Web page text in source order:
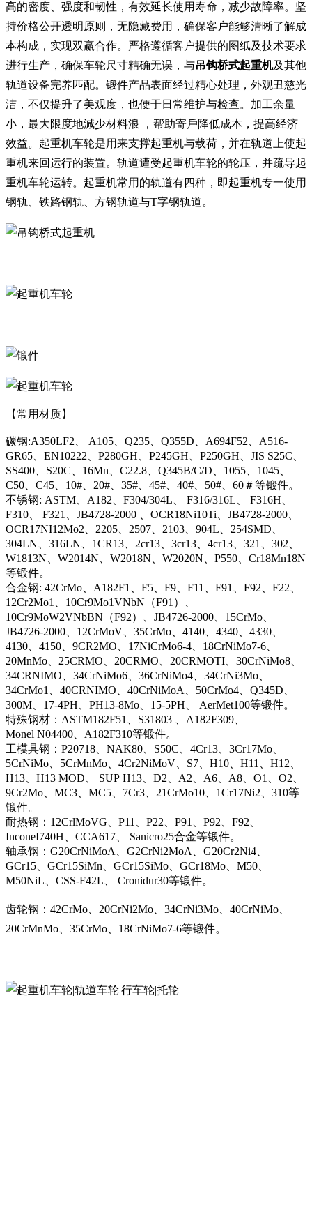
高的密度、强度和韧性，有效延长使用寿命，减少故障率。坚
持价格公开透明原则，无隐藏费用，确保客户能够清晰了解成
本构成，实现双赢合作。严格遵循客户提供的图纸及技术要求
进行生产，确保车轮尺寸精确无误，与吊钩桥式起重机及其他
轨道设备完养匹配。锻件产品表面经过精心处理，外观丑慈光
洁，不仅提升了美观度，也便于日常维护与检查。加工余量
小，最大限度地減少材料浪 ，帮助寄戶降低成本，提高经济
效益。起重机车轮是用来支撑起重机与载荷，并在轨道上使起
重机来回运行的装置。轨道遭受起重机车轮的轮压，并疏导起
重机车轮运转。起重机常用的轨道有四种，即起重机专一使用
钢轨、铁路钢轨、方钢轨道与T字钢轨道。
【常用材质】
碳钢:A350LF2、 A105、Q235、Q355D、A694F52、A516-
GR65、EN10222、P280GH、P245GH、P250GH、JIS S25C、
SS400、S20C、16Mn、C22.8、Q345B/C/D、1055、1045、
C50、C45、10#、20#、35#、45#、40#、50#、60＃等锻件。
不锈钢: ASTM、A182、F304/304L、 F316/316L、 F316H、
F310、 F321、JB4728-2000 、OCR18Ni10Ti、JB4728-2000、
OCR17NI12Mo2、2205、2507、2103、904L、254SMD、
304LN、316LN、1CR13、2cr13、3cr13、4cr13、321、302、
W1813N、W2014N、W2018N、W2020N、P550、Cr18Mn18N
等锻件。
合金钢: 42CrMo、A182F1、F5、F9、F11、F91、F92、F22、
12Cr2Mo1、10Cr9Mo1VNbN（F91）、
10Cr9MoW2VNbBN（F92）、JB4726-2000、15CrMo、
JB4726-2000、12CrMoV、35CrMo、4140、4340、4330、
4130、4150、9CR2MO、17NiCrMo6-4、18CrNiMo7-6、
20MnMo、25CRMO、20CRMO、20CRMOTI、30CrNiMo8、
34CRNIMO、34CrNiMo6、36CrNiMo4、34CrNi3Mo、
34CrMo1、40CRNIMO、40CrNiMoA、50CrMo4、Q345D、
300M、17-4PH、PH13-8Mo、15-5PH、 AerMet100等锻件。
特殊钢材：ASTM182F51、S31803 、A182F309、
Monel N04400、A182F310等锻件。
工模具钢：P20718、NAK80、S50C、4Cr13、3Cr17Mo、
5CrNiMo、5CrMnMo、4Cr2NiMoV、S7、H10、H11、H12、
H13、H13 MOD、 SUP H13、D2、A2、A6、A8、O1、O2、
9Cr2Mo、MC3、MC5、7Cr3、21CrMo10、1Cr17Ni2、310等
锻件。
耐热钢：12CrlMoVG、P11、P22、P91、P92、F92、
InconeI740H、CCA617、 Sanicro25合金等锻件。
轴承钢：G20CrNiMoA、G2CrNi2MoA、G20Cr2Ni4、
GCr15、GCr15SiMn、GCr15SiMo、GCr18Mo、M50、
M50NiL、CSS-F42L、 Cronidur30等锻件。
齿轮钢：42CrMo、20CrNi2Mo、34CrNi3Mo、40CrNiMo、
20CrMnMo、35CrMo、18CrNiMo7-6等锻件。